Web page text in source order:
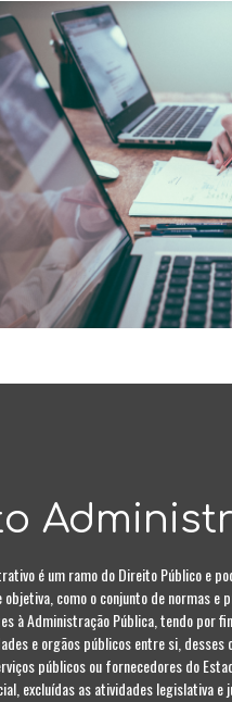
é um ramo do Direito Público e
objetiva, como o conjunto de normas
à Administração Pública, tendo por
e orgãos públicos entre si,
públicos ou fornecedores do
excluídas as atividades legislativa e